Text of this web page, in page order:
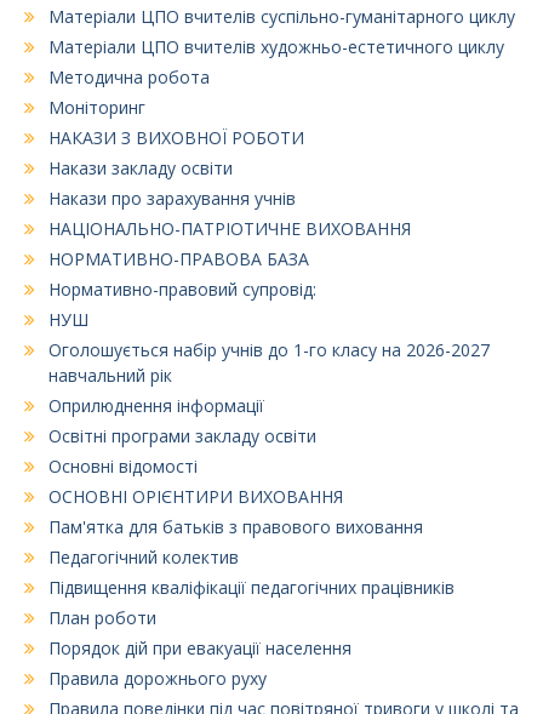
Матеріали ЦПО вчителів суспільно-гуманітарного циклу
Матеріали ЦПО вчителів художньо-естетичного циклу
Методична робота
Моніторинг
НАКАЗИ З ВИХОВНОЇ РОБОТИ
Накази закладу освіти
Накази про зарахування учнів
НАЦІОНАЛЬНО-ПАТРІОТИЧНЕ ВИХОВАННЯ
НОРМАТИВНО-ПРАВОВА БАЗА
Нормативно-правовий супровід:
НУШ
Оголошується набір учнів до 1-го класу на 2026-2027
навчальний рік
Оприлюднення інформації
Освітні програми закладу освіти
Основні відомості
ОСНОВНІ ОРІЄНТИРИ ВИХОВАННЯ
Пам'ятка для батьків з правового виховання
Педагогічний колектив
Підвищення кваліфікації педагогічних працівників
План роботи
Порядок дій при евакуації населення
Правила дорожнього руху
Правила поведінки під час повітряної тривоги у школі та